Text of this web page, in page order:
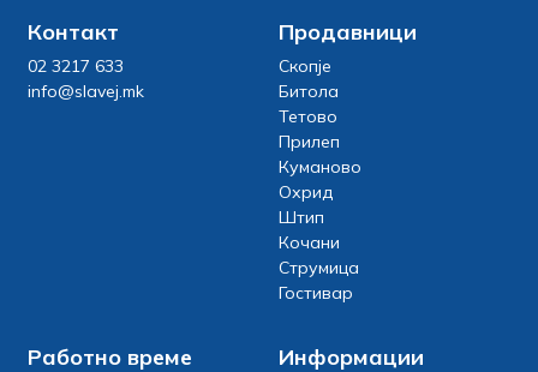
Контакт
02 3217 633
info@slavej.mk
Продавници
Скопје
Битола
Тетово
Прилеп
Куманово
Охрид
Штип
Кочани
Струмица
Гостивар
Работно време Информации